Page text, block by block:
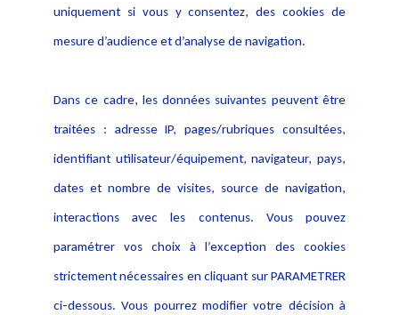
Politique de protection des
données
Publications
uniquement si vous y consentez, des cookies de
mesure d’audience et d’analyse de navigation.
Dans ce cadre, les données suivantes peuvent être
traitées : adresse IP, pages/rubriques consultées,
identifiant utilisateur/équipement, navigateur, pays,
dates et nombre de visites, source de navigation,
interactions avec les contenus. Vous pouvez
paramétrer vos choix à l’exception des cookies
strictement nécessaires en cliquant sur PARAMETRER
ci-dessous. Vous pourrez modifier votre décision à